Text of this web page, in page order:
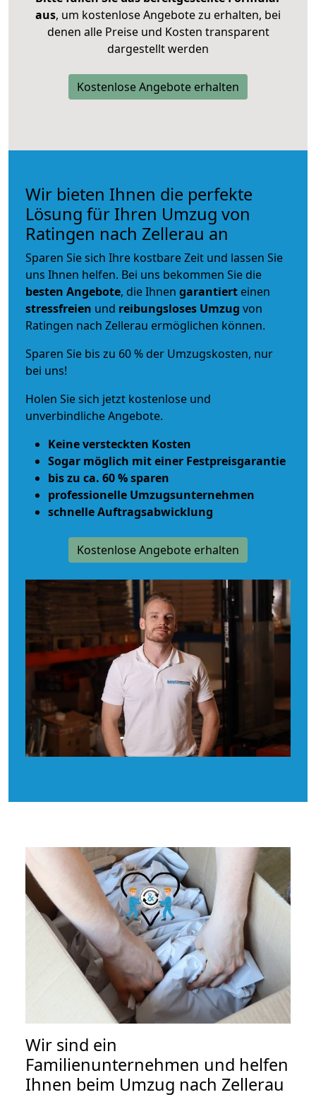
aus, um kostenlose Angebote zu erhalten, bei
denen alle Preise und Kosten transparent
dargestellt werden
Kostenlose Angebote erhalten
Wir bieten Ihnen die perfekte
Lösung für Ihren Umzug von
Ratingen nach Zellerau an
Sparen Sie sich Ihre kostbare Zeit und lassen Sie
uns Ihnen helfen. Bei uns bekommen Sie die
besten Angebote, die Ihnen garantiert einen
stressfreien und reibungsloses Umzug von
Ratingen nach Zellerau ermöglichen können.
Sparen Sie bis zu 60 % der Umzugskosten, nur
bei uns!
Holen Sie sich jetzt kostenlose und
unverbindliche Angebote.
Keine versteckten Kosten
Sogar möglich mit einer Festpreisgarantie
bis zu ca. 60 % sparen
professionelle Umzugsunternehmen
schnelle Auftragsabwicklung
Kostenlose Angebote erhalten
Wir sind ein
Familienunternehmen und helfen
Ihnen beim Umzug nach Zellerau